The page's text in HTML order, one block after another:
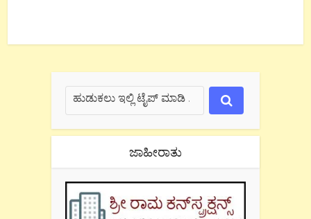
ಜಾಹೀರಾತು